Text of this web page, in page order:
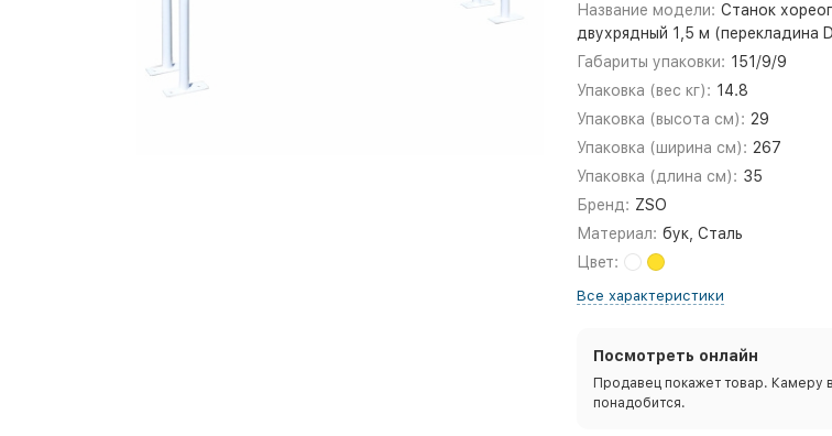
Название модели: Станок
двухрядный 1,5 м (перекладина
Габариты упаковки: 151/9/9
Упаковка (вес кг): 14.8
Упаковка (высота см): 29
Упаковка (ширина см): 267
Упаковка (длина см): 35
Бренд: ZSO
Материал: бук, Сталь
Цвет:
Все характеристики
Посмотреть онлайн
Продавец покажет товар. Камеру
понадобится.